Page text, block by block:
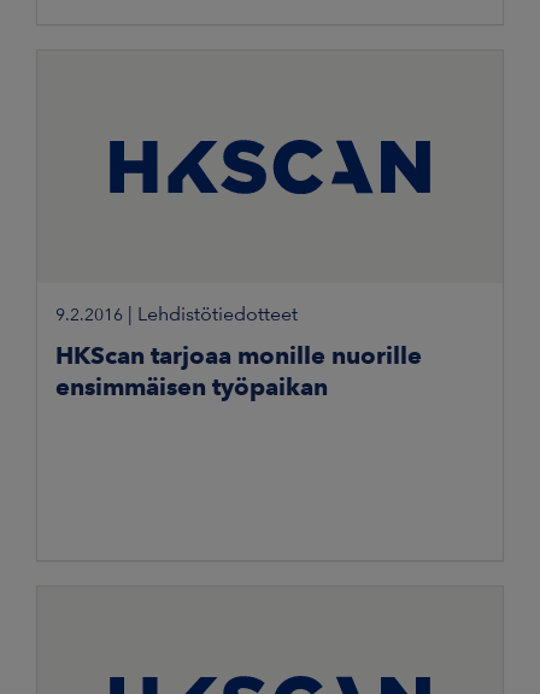
9.2.2016 Lehdistötiedotteet
HKScan tarjoaa monille nuorille
ensimmäisen työpaikan